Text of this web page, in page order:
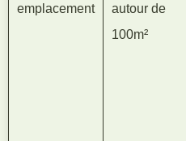
emplacement
autour de
100m²